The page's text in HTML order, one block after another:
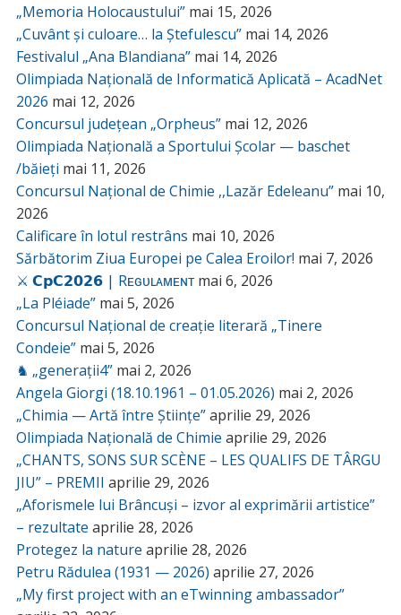
„Memoria Holocaustului” mai 15, 2026
„Cuvânt și culoare… la Ștefulescu” mai 14, 2026
Festivalul „Ana Blandiana” mai 14, 2026
Olimpiada Națională de Informatică Aplicată – AcadNet
2026 mai 12, 2026
Concursul județean „Orpheus” mai 12, 2026
Olimpiada Națională a Sportului Școlar — baschet
/băieți mai 11, 2026
Concursul Național de Chimie ,,Lazăr Edeleanu” mai 10,
2026
Calificare în lotul restrâns mai 10, 2026
Sărbătorim Ziua Europei pe Calea Eroilor! mai 7, 2026
⚔️ 𝗖𝗽𝗖𝟮𝟬𝟮𝟲 | Rᴇɢᴜʟᴀᴍᴇɴᴛ mai 6, 2026
„La Pléiade” mai 5, 2026
Concursul Național de creație literară „Tinere
Condeie” mai 5, 2026
♞ „generații4” mai 2, 2026
Angela Giorgi (18.10.1961 – 01.05.2026) mai 2, 2026
„Chimia — Artă între Științe”aprilie 29, 2026
Olimpiada Națională de Chimie aprilie 29, 2026
„CHANTS, SONS SUR SCÈNE – LES QUALIFS DE TÂRGU
JIU” – PREMII aprilie 29, 2026
„Aforismele lui Brâncuși – izvor al exprimării artistice”
– rezultate aprilie 28, 2026
Protegez la nature aprilie 28, 2026
Petru Rădulea (1931 — 2026) aprilie 27, 2026
„My first project with an eTwinning ambassador”